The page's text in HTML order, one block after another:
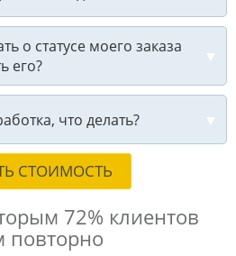
о статусе моего заказа
его?
что делать?
СТОИМОСТЬ
72% клиентов
повторно